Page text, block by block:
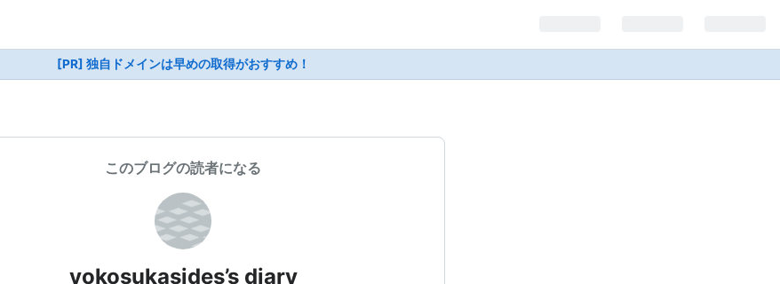
[PR] 独自ドメインは早めの取得がおすすめ！
このブログの読者になる
yokosukasides’s diary